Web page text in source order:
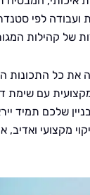
לפי
של קהילות
כל התכונות
עם שימת
שלכם תמיד
מקצועי ואדיב,